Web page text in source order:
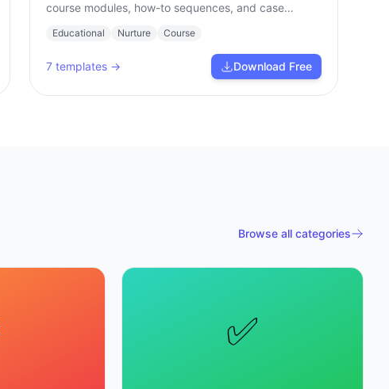
course modules, how-to sequences, and case
Educational Nurture Course
7templates → Download Free
Browse all categories
✅